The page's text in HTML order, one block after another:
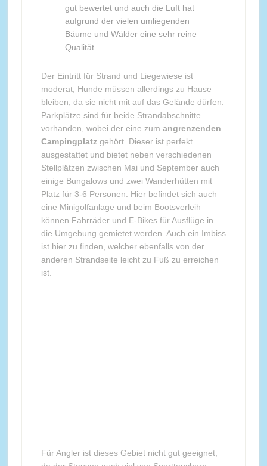
gut bewertet und auch die Luft hat
aufgrund der vielen umliegenden
Bäume und Wälder eine sehr reine
Qualität.
Der Eintritt für Strand und Liegewiese ist
moderat, Hunde müssen allerdings zu Hause
bleiben, da sie nicht mit auf das Gelände dürfen.
Parkplätze sind für beide Strandabschnitte
vorhanden, wobei der eine zum angrenzenden
Campingplatz gehört. Dieser ist perfekt
ausgestattet und bietet neben verschiedenen
Stellplätzen zwischen Mai und September auch
einige Bungalows und zwei Wanderhütten mit
Platz für 3-6 Personen. Hier befindet sich auch
eine Minigolfanlage und beim Bootsverleih
können Fahrräder und E-Bikes für Ausflüge in
die Umgebung gemietet werden. Auch ein Imbiss
ist hier zu finden, welcher ebenfalls von der
anderen Strandseite leicht zu Fuß zu erreichen
ist.
Für Angler ist dieses Gebiet nicht gut geeignet,